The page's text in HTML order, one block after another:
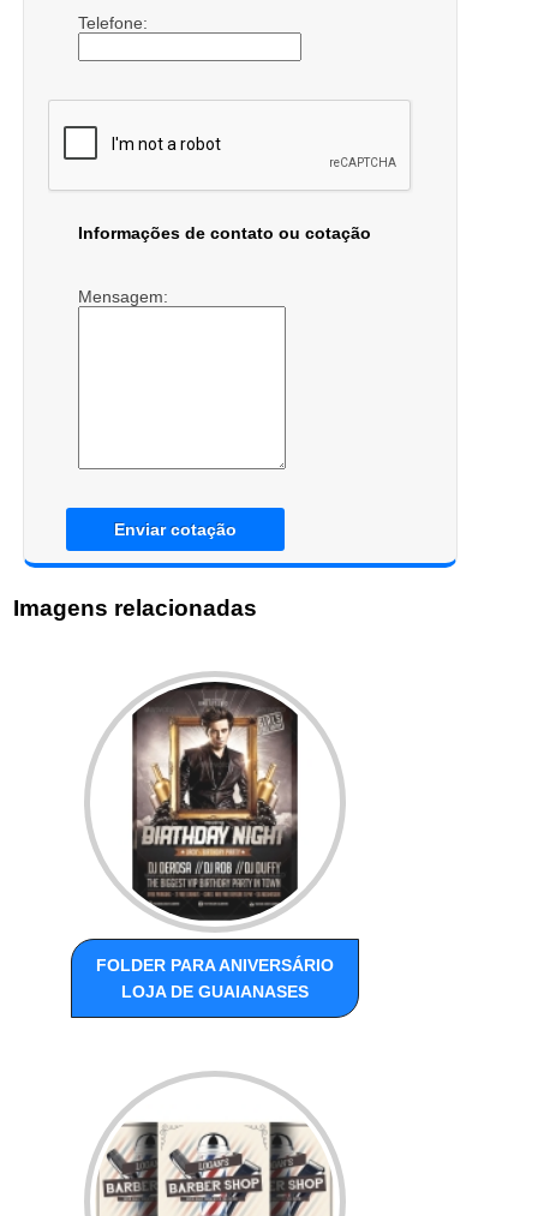
Telefone:
Informações de contato ou cotação
Mensagem:
Enviar cotação
Imagens relacionadas
FOLDER PARA ANIVERSÁRIO
LOJA DE GUAIANASES